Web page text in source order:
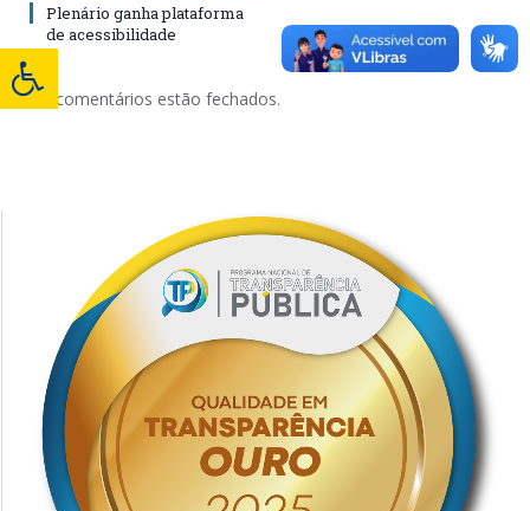
Plenário ganha plataforma
de acessibilidade
Os comentários estão fechados.